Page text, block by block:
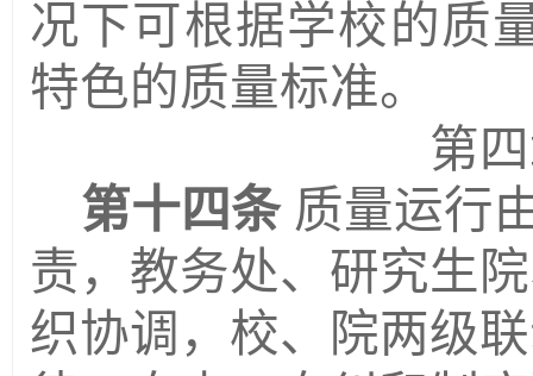
况下可根据学校的质
特色的质量标准。
第
第十四条 质量运行
责，教务处、 研究生
织协调，校、院两级